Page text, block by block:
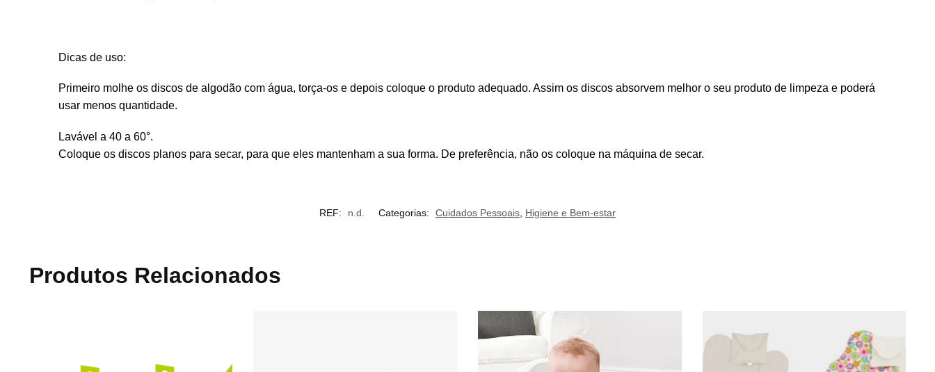
Dicas de uso:
Primeiro molhe os discos de algodão com água, torça-os e depois coloque o produto adequado. Assim os discos absorvem melhor o seu produto de limpeza e poderá
usar menos quantidade.
Lavável a 40 a 60°.
Coloque os discos planos para secar, para que eles mantenham a sua forma. De preferência, não os coloque na máquina de secar.
REF: n.d. Categorias: Cuidados Pessoais Higiene e Bem-estar
Produtos Relacionados